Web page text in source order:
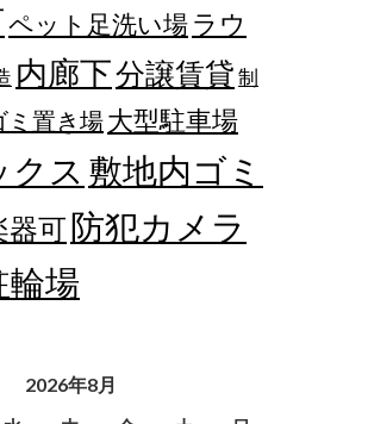
ペット足洗い場 ラウ
内廊下分譲賃貸制
ミ置き場大型駐車場
クス 敷地内ゴミ
器可防犯カメラ
輪場
2026年8月